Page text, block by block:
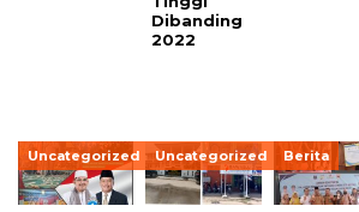
Dibanding
2022
Uncategorized Uncategorized Berita